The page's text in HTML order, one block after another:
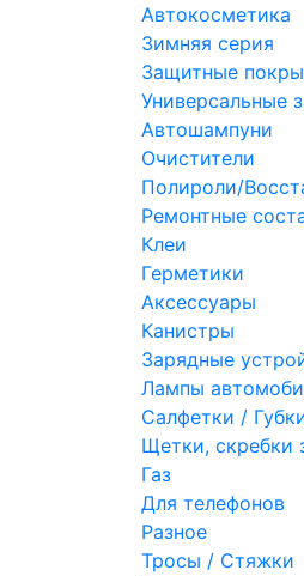
Автокосметика
Зимняя серия
Защитные
Универсальные
Автошампуни
Очистители
Полироли/
Ремонтные
Клеи
Герметики
Аксессуары
Канистры
Зарядные
Лампы
Салфетки /
Щетки, скребки
Газ
Для телефонов
Разное
Тросы / Стяжки